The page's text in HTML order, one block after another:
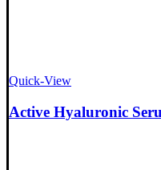
Quick-View
Active Hyaluronic